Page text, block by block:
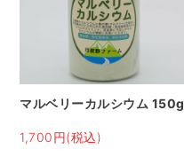
マルベリーカルシウム 150g
1,700円(税込)